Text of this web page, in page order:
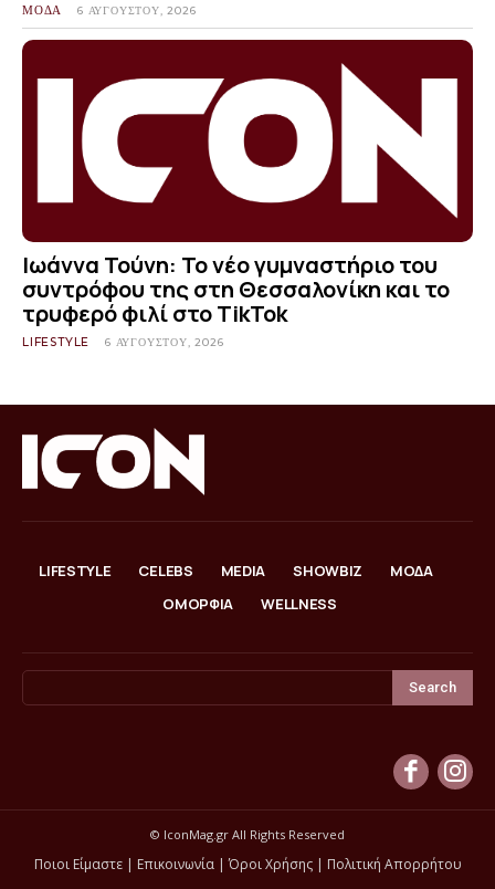
ΜΟΔΑ 6 ΑΥΓΟΎΣΤΟΥ, 2026
Ιωάννα Τούνη: Το νέο γυμναστήριο του
συντρόφου της στη Θεσσαλονίκη και το
τρυφερό φιλί στο TikTok
LIFESTYLE 6 ΑΥΓΟΎΣΤΟΥ, 2026
LIFESTYLE CELEBS MEDIA SHOWBIZ
ΜΟΔΑ
ΟΜΟΡΦΙΑ
WELLNESS
Search
© IconMag.gr All Rights Reserved
Ποιοι Είμαστε| Επικοινωνία|Όροι Χρήσης| Πολιτική Απορρήτου